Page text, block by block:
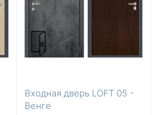
Входная дверь LOFT 05 -
Венге